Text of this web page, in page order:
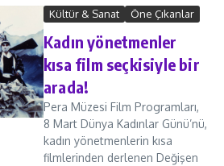
Kültür & Sanat Öne Çıkanlar
Kadın yönetmenler
kısa film seçkisiyle bir
arada!
Pera Müzesi Film Programları,
8 Mart Dünya Kadınlar Günü’nü,
kadın yönetmenlerin kısa
filmlerinden derlenen Değişen